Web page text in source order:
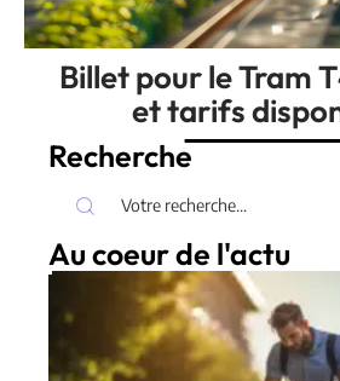
Billet pour le Tram
et tarifs
Recherche
Au coeur de l'actu